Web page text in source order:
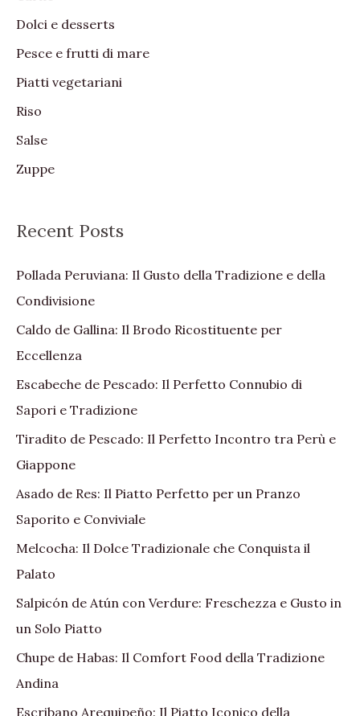
r
:
Dolci e desserts
Pesce e frutti di mare
Piatti vegetariani
Riso
Salse
Zuppe
Recent Posts
Pollada Peruviana: Il Gusto della Tradizione e della
Condivisione
Caldo de Gallina: Il Brodo Ricostituente per
Eccellenza
Escabeche de Pescado: Il Perfetto Connubio di
Sapori e Tradizione
Tiradito de Pescado: Il Perfetto Incontro tra Perù e
Giappone
Asado de Res: Il Piatto Perfetto per un Pranzo
Saporito e Conviviale
Melcocha: Il Dolce Tradizionale che Conquista il
Palato
Salpicón de Atún con Verdure: Freschezza e Gusto in
un Solo Piatto
Chupe de Habas: Il Comfort Food della Tradizione
Andina
Escribano Arequipeño: Il Piatto Iconico della